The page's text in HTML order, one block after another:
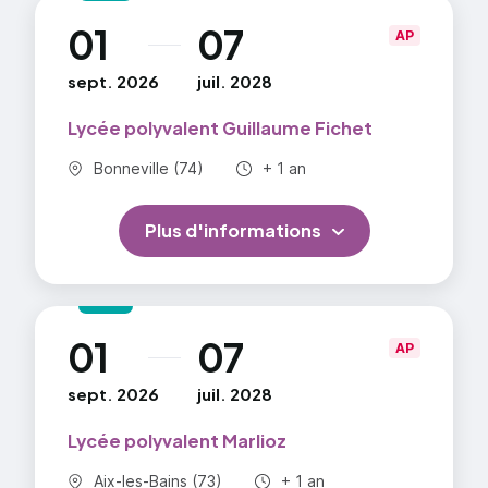
mobilisant des notions et les méthodologies
économiques, juridiques ou managériales
diagnostic) préparant une prise de décision
stratégique
01
sept. 2026
au 07
juil. 2028
Lycée polyvalent Guillaume Fichet
Commune :
Bonneville (74) Durée totale :
+ 1 an
AP
Plus d'informations
01
sept. 2026
au 07
juil. 2028
Lycée polyvalent Marlioz
Commune :
Aix-les-Bains (73) Durée totale :
+ 1 an
AP